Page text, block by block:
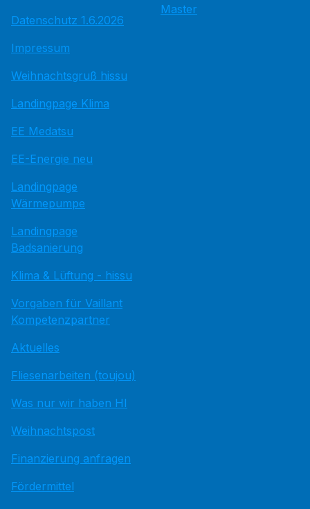
Datenschutz 1.6.2026
Impressum
Weihnachtsgruß hissu
Landingpage Klima
EE Medatsu
EE-Energie neu
Landingpage
Wärmepumpe
Landingpage
Badsanierung
Klima & Lüftung - hissu
Vorgaben für Vaillant
Kompetenzpartner
Aktuelles
Fliesenarbeiten (toujou)
Was nur wir haben HI
Weihnachtspost
Finanzierung anfragen
Fördermittel
Master